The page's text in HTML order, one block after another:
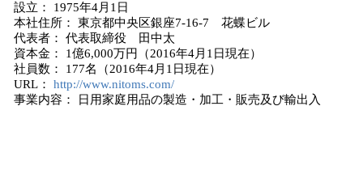
設立： 1975年4月1日
本社住所： 東京都中央区銀座7-16-7 花蝶ビル
代表者： 代表取締役 田中太
資本金： 1億6,000万円（2016年4月1日現在）
社員数： 177名（2016年4月1日現在）
URL： http://www.nitoms.com/
事業内容： 日用家庭用品の製造・加工・販売及び輸出入